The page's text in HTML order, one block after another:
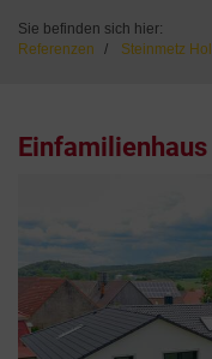
Sie befinden sich hier:
Referenzen
Steinmetz